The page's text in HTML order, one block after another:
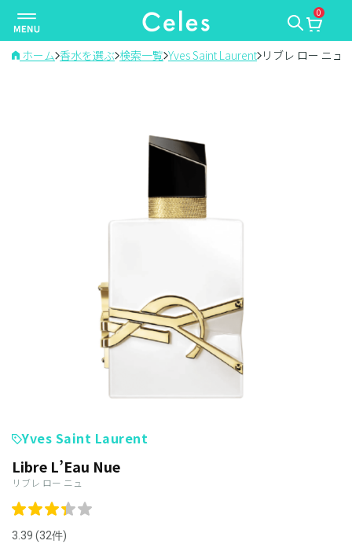
ナ
ビ
ゲ
0
ホーム 香水を選ぶ 検索一覧 Yves Saint Laurent リブレ ロー ニュ
Yves Saint Laurent
Libre L’Eau Nue
リブレ ロー ニュ
3.39 (32件)